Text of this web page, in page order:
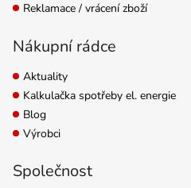
Reklamace / vrácení zboží
Nákupní rádce
Aktuality
Kalkulačka spotřeby el. energie
Blog
Výrobci
Společnost